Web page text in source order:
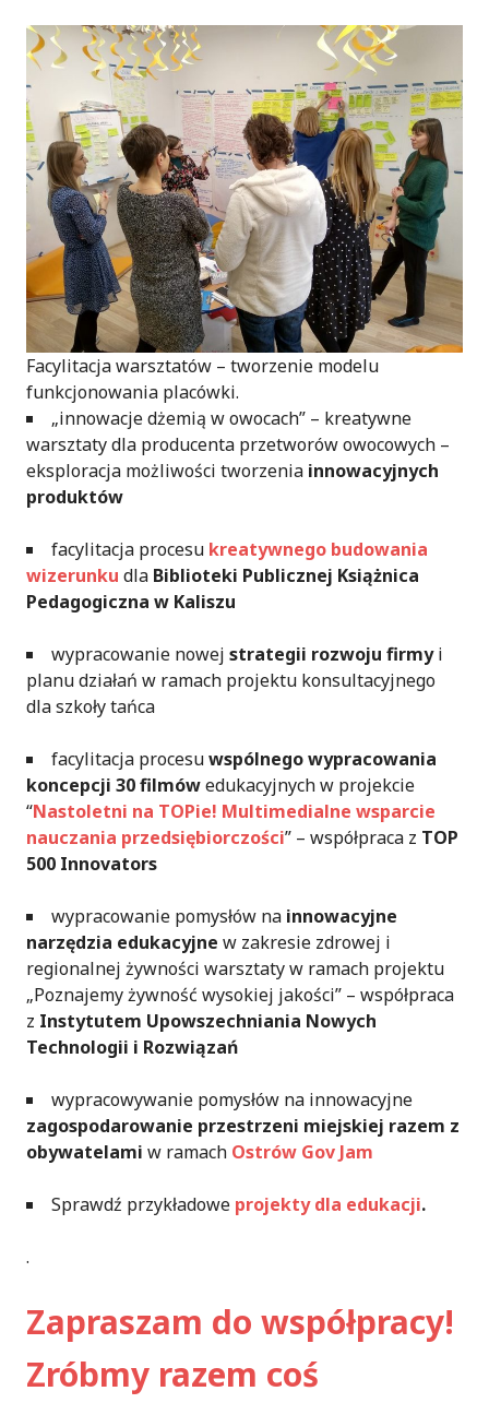
Facylitacja warsztatów – tworzenie modelu
funkcjonowania placówki.
„innowacje dżemią w owocach” – kreatywne
warsztaty dla producenta przetworów owocowych –
eksploracja możliwości tworzenia innowacyjnych
produktów
facylitacja procesu kreatywnego budowania
wizerunku dla Biblioteki Publicznej Książnica
Pedagogiczna w Kaliszu
wypracowanie nowej strategii rozwoju firmyi
planu działań w ramach projektu konsultacyjnego
dla szkoły tańca
facylitacja procesuwspólnego wypracowania
koncepcji 30 filmówedukacyjnych w projekcie
“Nastoletni na TOPie! Multimedialne wsparcie
nauczania przedsiębiorczości” – współpraca z TOP
500 Innovators
wypracowanie pomysłów na innowacyjne
narzędzia edukacyjne w zakresie zdrowej i
regionalnej żywności warsztaty w ramach projektu
„Poznajemy żywność wysokiej jakości” – współpraca
z Instytutem Upowszechniania Nowych
Technologii i Rozwiązań
wypracowywanie pomysłów na innowacyjne
zagospodarowanie przestrzeni miejskiej razem z
obywatelami w ramach Ostrów Gov Jam
Sprawdź przykładowe projekty dla edukacji.
.
Zapraszam do współpracy!
Zróbmy razem coś